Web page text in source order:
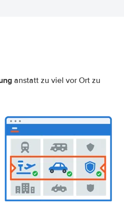
anstatt zu viel vor Ort zu